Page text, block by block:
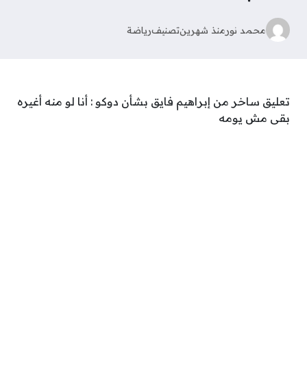
محمد نورمنذ شهرينتصنيفرياضة
تعليق ساخر من إبراهيم فايق بشأن دوكو : أنا لو منه أغيره
بقى مش يومه